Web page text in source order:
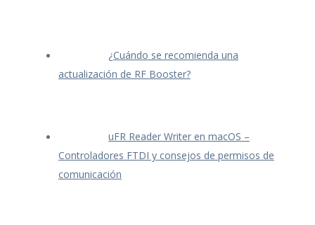
¿Cuándo se recomienda una
actualización de RF Booster?
uFR Reader Writer en macOS –
Controladores FTDI y consejos de permisos de
comunicación